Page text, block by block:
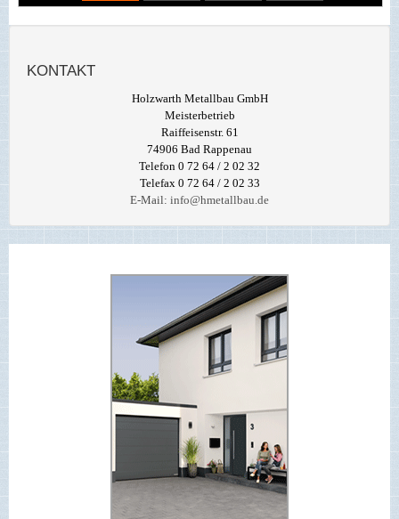
KONTAKT
Holzwarth Metallbau GmbH
Meisterbetrieb
Raiffeisenstr. 61
74906 Bad Rappenau
Telefon 0 72 64 / 2 02 32
Telefax 0 72 64 / 2 02 33
E-Mail: info@hmetallbau.de